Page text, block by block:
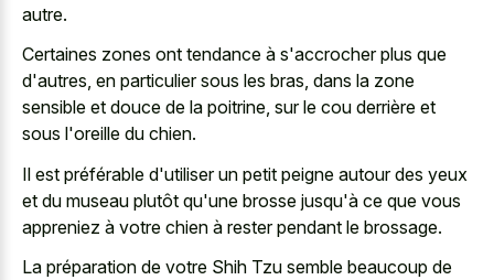
autre.
Certaines zones ont tendance à s'accrocher plus que
d'autres, en particulier sous les bras, dans la zone
sensible et douce de la poitrine, sur le cou derrière et
sous l'oreille du chien.
Il est préférable d'utiliser un petit peigne autour des yeux
et du museau plutôt qu'une brosse jusqu'à ce que vous
appreniez à votre chien à rester pendant le brossage.
La préparation de votre Shih Tzu semble beaucoup de